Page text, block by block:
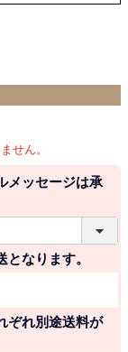
せん。
メッセージは承
となります。
須
ぞれ別途送料が